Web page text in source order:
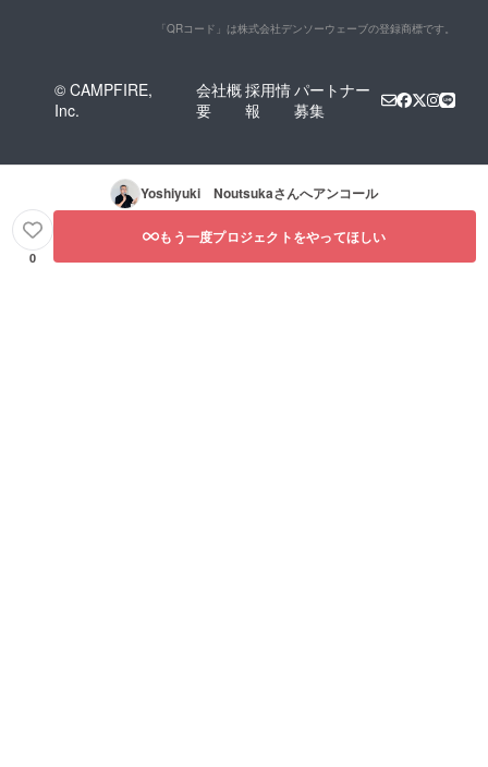
「QRコード」は株式会社デンソーウェーブの登録商標です。
© CAMPFIRE,
Inc.
会社概
要
採用情
報
パートナー
募集
Yoshiyuki Noutsukaさんへアンコール
0
もう一度プロジェクトをやってほしい